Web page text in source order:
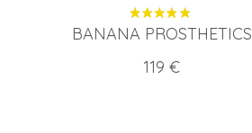
BANANA PROSTHETICS
Prix
119 €